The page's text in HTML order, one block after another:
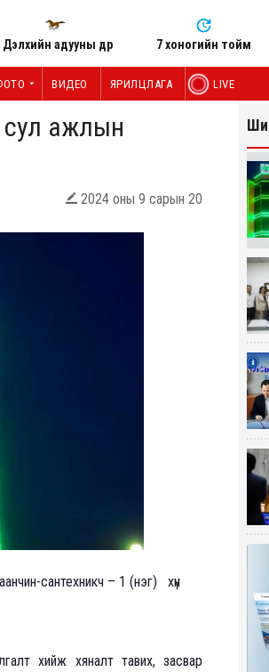
Дэлхийн адууны өдөр 7 хоногийн тойм
ВИДЕО ЯРИЛЦЛАГА LIVE
сул ажлын
 2024 оны 9 сарын 20
сантехникч – 1 (нэг) хүн
хийж хяналт тавих, засвар